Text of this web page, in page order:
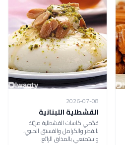
2026-07-08
القشطلية اللبنانية
قدّمي كاسات القشطلية مزيّنة
بالقطر والكرامل والفستق الحلبي،
واستمتعي بالمذاق الرائع.